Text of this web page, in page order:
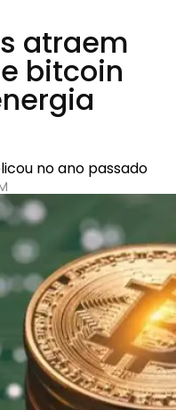
atraem
bitcoin
no ano passado